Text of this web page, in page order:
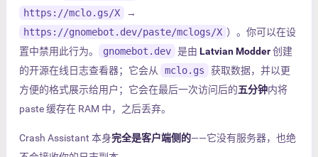
https://mclo.gs/X
→
https://gnomebot.dev/paste/mclogs/X ）。你可以在设
置中禁用此行为。
gnomebot.dev 是由 Latvian Modder创建
的开源在线日志查看器；它会从
mclo.gs
获取数据，并以更
方便的格式展示给用户；它会在最后一次访问后的五分钟内将
paste 缓存在 RAM 中，之后丢弃。
Crash Assistant 本身完全是客户端侧的——它没有服务器，也绝